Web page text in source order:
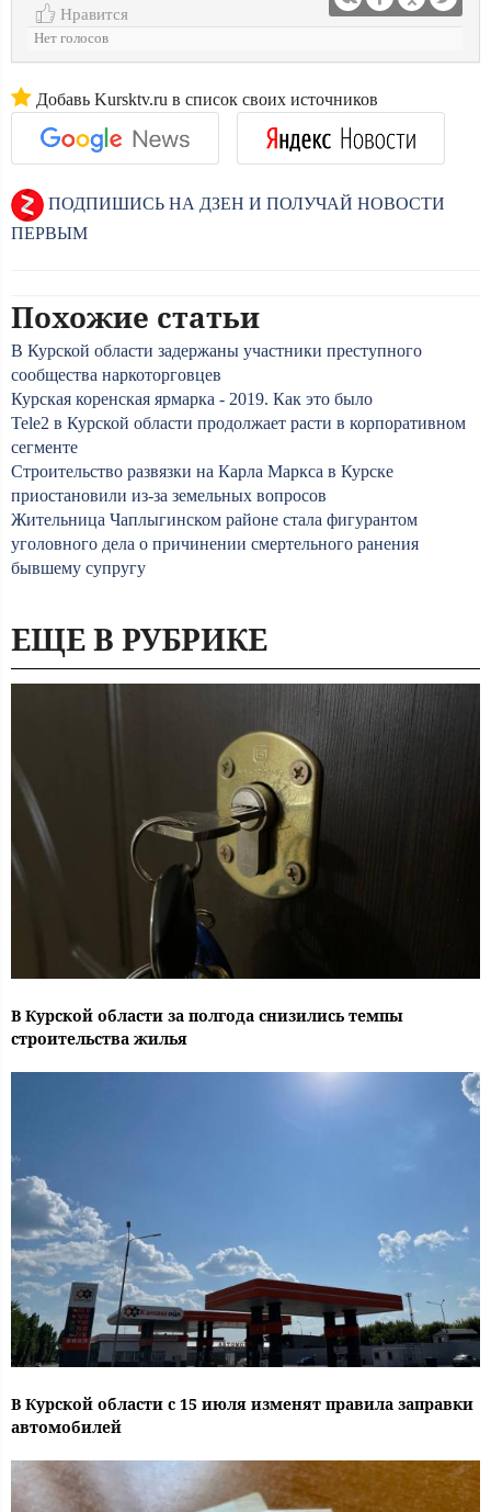
Нравится
Нет голосов
Добавь Kursktv.ru в список своих источников
ПОДПИШИСЬ НА ДЗЕН И ПОЛУЧАЙ НОВОСТИ
ПЕРВЫМ
Похожие статьи
В Курской области задержаны участники преступного
сообщества наркоторговцев
Курская коренская ярмарка - 2019. Как это было
Tele2 в Курской области продолжает расти в корпоративном
сегменте
Строительство развязки на Карла Маркса в Курске
приостановили из-за земельных вопросов
Жительница Чаплыгинском районе стала фигурантом
уголовного дела о причинении смертельного ранения
бывшему супругу
ЕЩЕ В РУБРИКЕ
В Курской области за полгода снизились темпы
строительства жилья
В Курской области с 15 июля изменят правила заправки
автомобилей